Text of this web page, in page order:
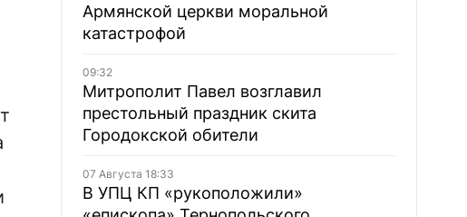
Армянской церкви моральной
катастрофой
09:32
Митрополит Павел возглавил
престольный праздник скита
Городокской обители
07 Августа 18:33
В УПЦ КП «рукоположили»